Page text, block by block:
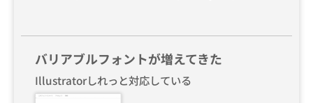
バリアブルフォントが増えてきた
Illustratorしれっと対応している